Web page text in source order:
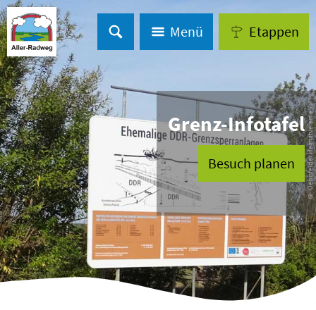
Menü Etappen
© Oebisfelder Heimatverein e.V.
Grenz-Infotafel
Besuch planen